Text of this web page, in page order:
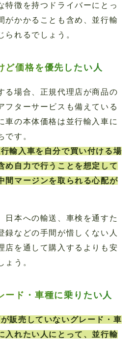
特徴を持つドライバーにとっ
がかかることも含め、並行輸
られるでしょう。
ど価格を優先したい人
る場合、正規代理店が商品の
フターサービスも備えている
車の本体価格は並行輸入車に
です。
輸入車を自分で買い付ける場
め自力で行うことを想定して
間マージンを取られる心配が
日本への輸送、車検を通すた
録などの手間が惜しくない人
店を通して購入するよりも安
ょう。
ード・車種に乗りたい人
販売していないグレード・車
入れたい人にとって、並行輸